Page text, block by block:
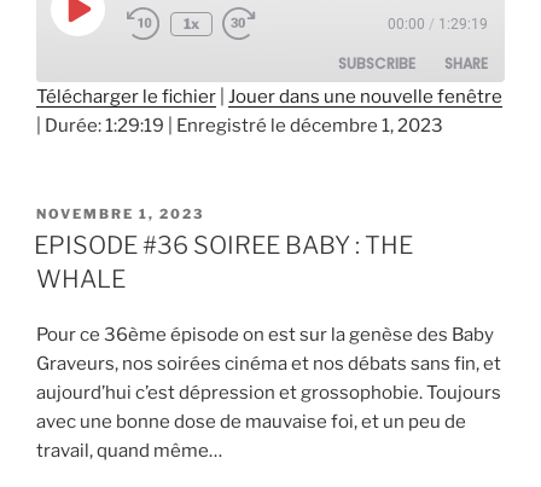
Play
Episode
1x 00:00 / 1:29:19
SUBSCRIBE SHARE
SHARE
EMBED
Télécharger le fichier Jouer dans une nouvelle fenêtre
Durée: 1:29:19 Enregistré le décembre 1, 2023
PUBLIÉ
LE
NOVEMBRE 1, 2023
EPISODE #36 SOIREE BABY : THE
WHALE
Pour ce 36ème épisode on est sur la genèse des Baby
Graveurs, nos soirées cinéma et nos débats sans fin, et
aujourd’hui c’est dépression et grossophobie. Toujours
avec une bonne dose de mauvaise foi, et un peu de
travail, quand même…